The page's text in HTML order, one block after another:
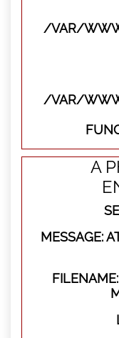
/VAR/
/VAR/
A
MESSAGE: